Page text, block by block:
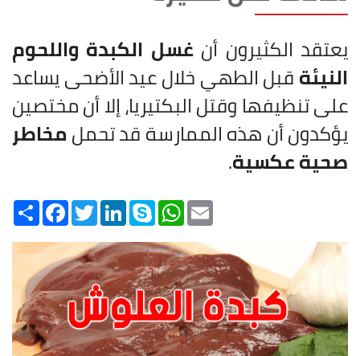
يعتقد الكثيرون أنغسل الكبدة واللحوم
النيئةقبل الطهي خلال عيد الأضحى يساعد
على تنظيفها وقتل البكتيريا، إلا أن مختصين
يؤكدون أن هذه الممارسة قد تحملمخاطر
صحية عكسية.
Share
FacebookTwitterLinkedInSkype
WhatsAppEmail